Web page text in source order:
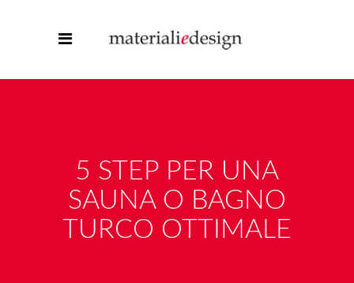
5 STEP PER UNA
SAUNA O BAGNO
TURCO OTTIMALE